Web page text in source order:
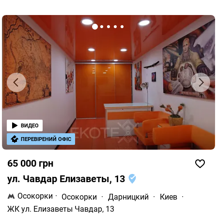
65 000 грн
ул. Чавдар Елизаветы, 13
Осокорки · Осокорки · Дарницкий · Киев ·
ЖК ул. Елизаветы Чавдар, 13
ВИДЕО
ПЕРЕВІРЕНИЙ ОФІС